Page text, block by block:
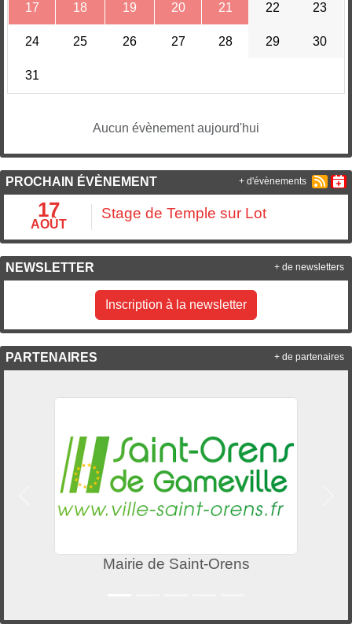
17 18 19 20 21 22 23
24 25 26 27 28 29 30
31
Aucun évènement aujourd'hui
PROCHAIN ÉVÈNEMENT
17
AOÛT
Stage de Temple sur Lot
+ d'évènements
NEWSLETTER
Inscription à la newsletter
+ de newsletters
PARTENAIRES
Mairie de Saint-Orens
Précedent
+ de partenaires